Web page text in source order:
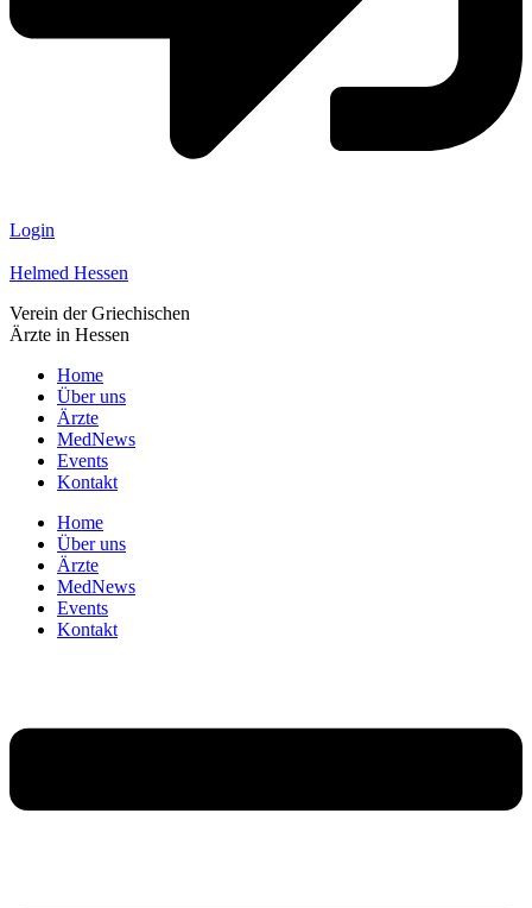
Login
Helmed Hessen
Verein der Griechischen
Ärzte in Hessen
Home
Über uns
Ärzte
MedNews
Events
Kontakt
Home
Über uns
Ärzte
MedNews
Events
Kontakt